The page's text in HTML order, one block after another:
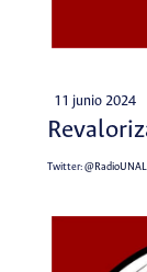
11 junio 2024
Twitter:@RadioUNAL